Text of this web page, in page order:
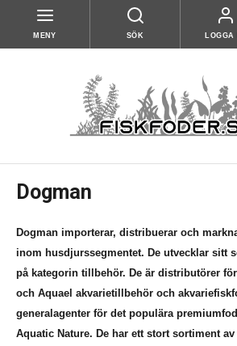
MENY SÖK LOGGA
Dogman
Dogman importerar, distribuerar och
inom husdjurssegmentet. De utvecklar sitt
på kategorin tillbehör. De är distributörer
och Aquael akvarietillbehör och
generalagenter för det populära
Aquatic Nature. De har ett stort sortiment